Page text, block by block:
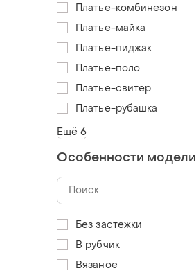
Платье-комбинезон
Платье-майка
Платье-пиджак
Платье-поло
Платье-свитер
Платье-рубашка
Ещё 6
Особенности модели
Без застежки
В рубчик
Вязаное